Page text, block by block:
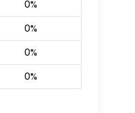
0%
0%
0%
0%